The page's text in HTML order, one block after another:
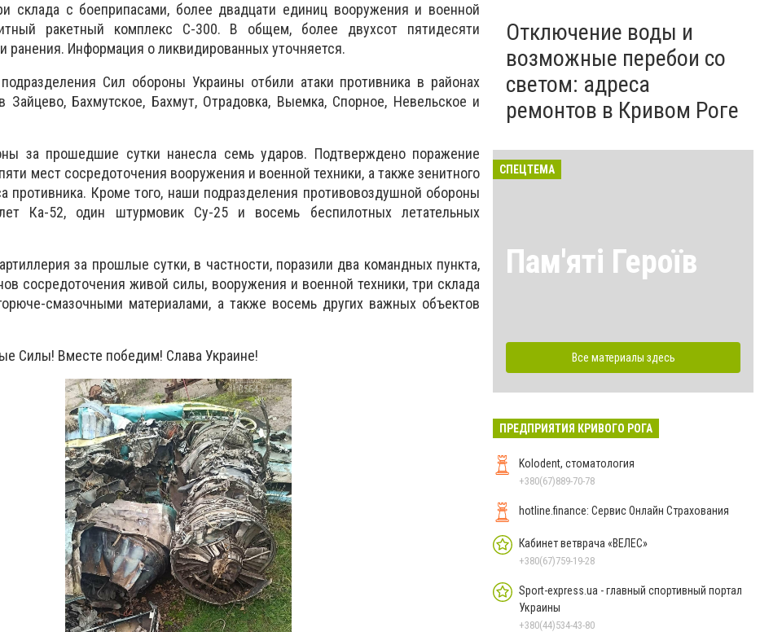
склада с боеприпасами, более двадцати единиц вооружения и военной
ракетный комплекс С-300. В общем, более двухсот пятидесяти
ранения. Информация о ликвидированных уточняется.
Сил обороны Украины отбили атаки противника в районах
Зайцево, Бахмутское, Бахмут, Отрадовка, Выемка, Спорное, Невельское и
за прошедшие сутки нанесла семь ударов. Подтверждено поражение
мест сосредоточения вооружения и военной техники, а также зенитного
противника. Кроме того, наши подразделения противовоздушной обороны
Ка-52, один штурмовик Су-25 и восемь беспилотных летательных
за прошлые сутки, в частности, поразили два командных пункта,
сосредоточения живой силы, вооружения и военной техники, три склада
смазочными материалами, а также восемь других важных объектов
Силы! Вместе победим! Слава Украине!
Отключение воды и
возможные перебои со
светом: адреса
ремонтов в Кривом Роге
СПЕЦТЕМА
Пам'яті Героїв
Все материалы здесь
ПРЕДПРИЯТИЯ КРИВОГО РОГА
Kolodent, стоматология
+380(67)889-70-78
hotline.finance: Сервис Онлайн Страхования
Кабинет ветврача «ВЕЛЕС»
+380(67)759-19-28
Sport-express.ua - главный спортивный портал
Украины
+380(44)534-43-80